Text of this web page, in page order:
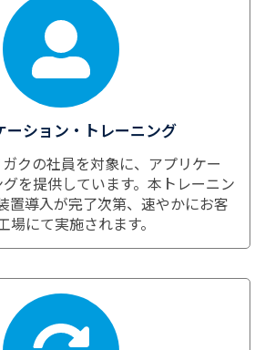
ーション・トレーニング
クの社員を対象に、アプリケー
を提供しています。本トレーニン
置導入が完了次第、速やかにお客
場にて実施されます。